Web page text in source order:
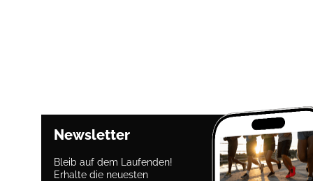
Newsletter
Bleib auf dem Laufenden!
Erhalte die neuesten